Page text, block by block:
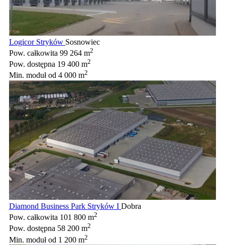
Logicor Stryków Sosnowiec
Pow. całkowita 99 264 m2
Pow. dostępna 19 400 m2
Min. modułod 4 000 m2
Diamond Business Park Stryków I Dobra
Pow. całkowita 101 800 m2
Pow. dostępna 58 200 m2
Min. modułod 1 200 m2